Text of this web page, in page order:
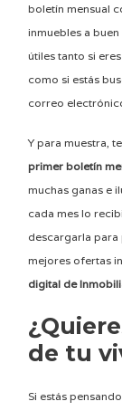
boletín mensual
inmuebles a
útiles tanto si
como si estás
correo
Y para muestra,
primer boletín
muchas ganas e
cada mes lo
descargarla
mejores ofertas
digital de
de tu
Si estás